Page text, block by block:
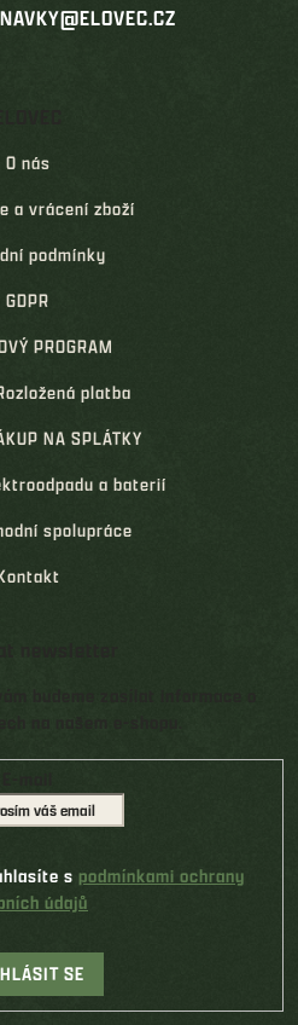
O nás
a vrácení zboží
podmínky
GDPR
PROGRAM
platba
NA SPLÁTKY
a baterií
spolupráce
s podmínkami ochrany
údajů
SE